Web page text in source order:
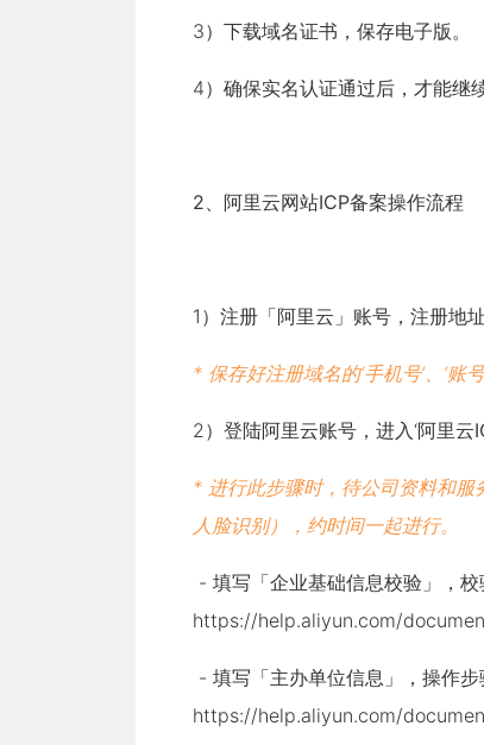
3）下载域名证书，保存电子版。
4）确保实名认证通过后，才能继
2、阿里云网站ICP备案操作流程
1）注册「阿里云」账号，注册地址
* 保存好注册域名的‘手机号’、‘账
2）登陆阿里云账号，进入‘阿里云
* 进行此步骤时，待公司资料和服
人脸识别），约时间一起进行。
- 填写「企业基础信息校验 」，
https://help.aliyun.com/
- 填写「主办单位信息 」，操作
https://help.aliyun.com/